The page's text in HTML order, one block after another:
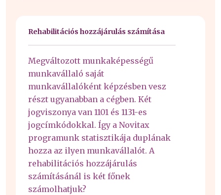
Rehabilitációs hozzájárulás számítása
Megváltozott munkaképességű
munkavállaló saját
munkavállalóként képzésben vesz
részt ugyanabban a cégben. Két
jogviszonya van 1101 és 1131-es
jogcímkódokkal. Így a Novitax
programunk statisztikája duplának
hozza az ilyen munkavállalót. A
rehabilitációs hozzájárulás
számításánál is két főnek
számolhatjuk?